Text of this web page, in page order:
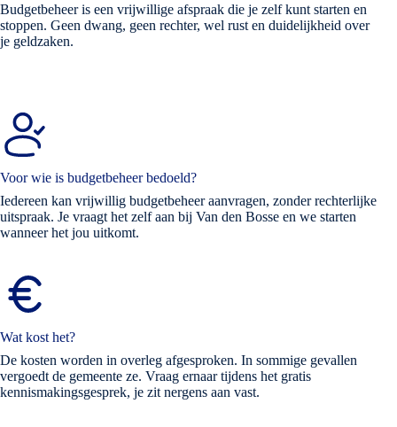
Budgetbeheer is een vrijwillige afspraak die je zelf kunt starten en
stoppen. Geen dwang, geen rechter, wel rust en duidelijkheid over
je geldzaken.
Voor wie is budgetbeheer bedoeld?
Iedereen kan vrijwillig budgetbeheer aanvragen, zonder rechterlijke
uitspraak. Je vraagt het zelf aan bij Van den Bosse en we starten
wanneer het jou uitkomt.
Wat kost het?
De kosten worden in overleg afgesproken. In sommige gevallen
vergoedt de gemeente ze. Vraag ernaar tijdens het gratis
kennismakingsgesprek, je zit nergens aan vast.